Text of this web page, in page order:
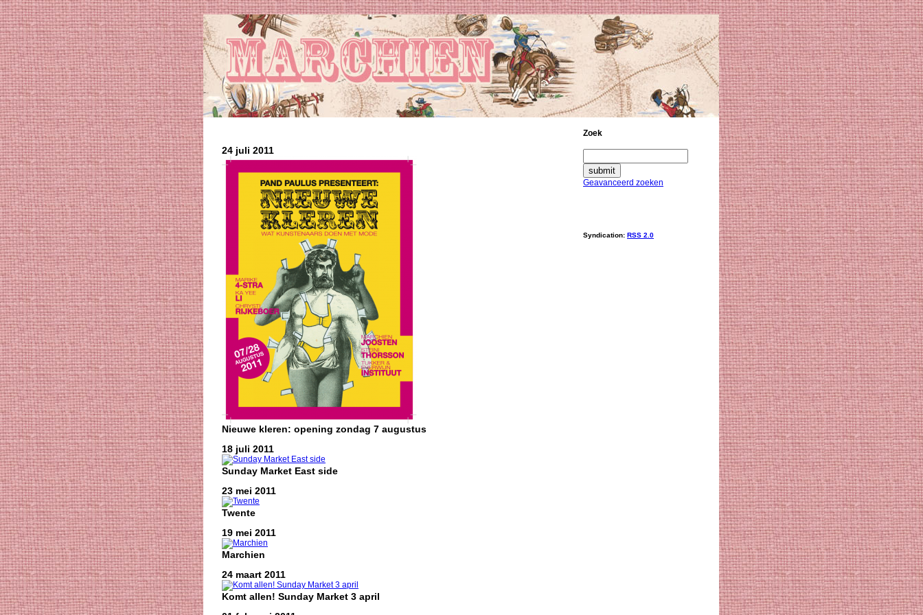
24 juli 2011
Nieuwe kleren: opening zondag 7 augustus
18 juli 2011
Sunday Market East side
23 mei 2011
Twente
19 mei 2011
Marchien
24 maart 2011
Komt allen! Sunday Market 3 april
Zoek
Geavanceerd zoeken
Syndication: RSS 2.0